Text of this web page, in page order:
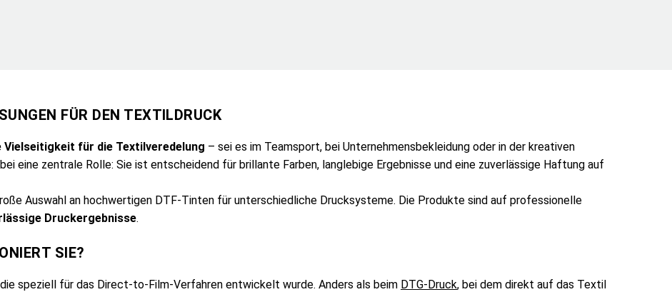
FÜR DEN TEXTILDRUCK
Vielseitigkeit für die Textilveredelung – sei es im Teamsport, bei Unternehmensbekleidung oder in der kreativen
eine zentrale Rolle: Sie ist entscheidend für brillante Farben, langlebige Ergebnisse und eine zuverlässige Haftung auf
Auswahl an hochwertigen DTF-Tinten für unterschiedliche Drucksysteme. Die Produkte sind auf professionelle
Druckergebnisse.
SIE?
speziell für das Direct-to-Film-Verfahren entwickelt wurde. Anders als beim DTG-Druck, bei dem direkt auf das Textil